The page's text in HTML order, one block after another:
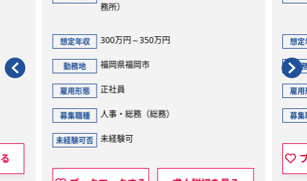
務所）
想定年収 300万円～350万円
勤務地 福岡県福岡市
雇用形態 正社員
募集職種 人事・総務（総務）
未経験可否 未経験可
想定
勤
雇用
募集